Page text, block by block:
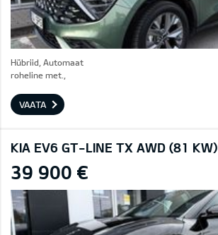
Hübriid, Automaat
roheline met.,
VAATA
KIA EV6 GT-LINE TX AWD (81 KW)
39 900 €